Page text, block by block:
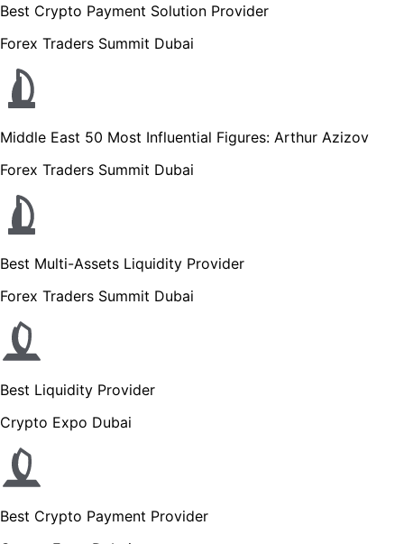
Best Crypto Payment Solution Provider
Forex Traders Summit Dubai
Middle East 50 Most Influential Figures: Arthur Azizov
Forex Traders Summit Dubai
Best Multi-Assets Liquidity Provider
Forex Traders Summit Dubai
Best Liquidity Provider
Crypto Expo Dubai
Best Crypto Payment Provider